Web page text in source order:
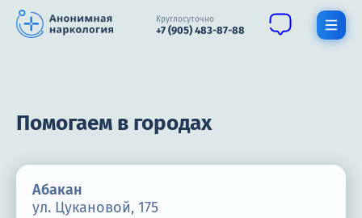
Круглосуточно
+7 (905) 483-87-88
О нас
Алкоголизм
Помогаем в городах
Абакан
ул. Цукановой, 175